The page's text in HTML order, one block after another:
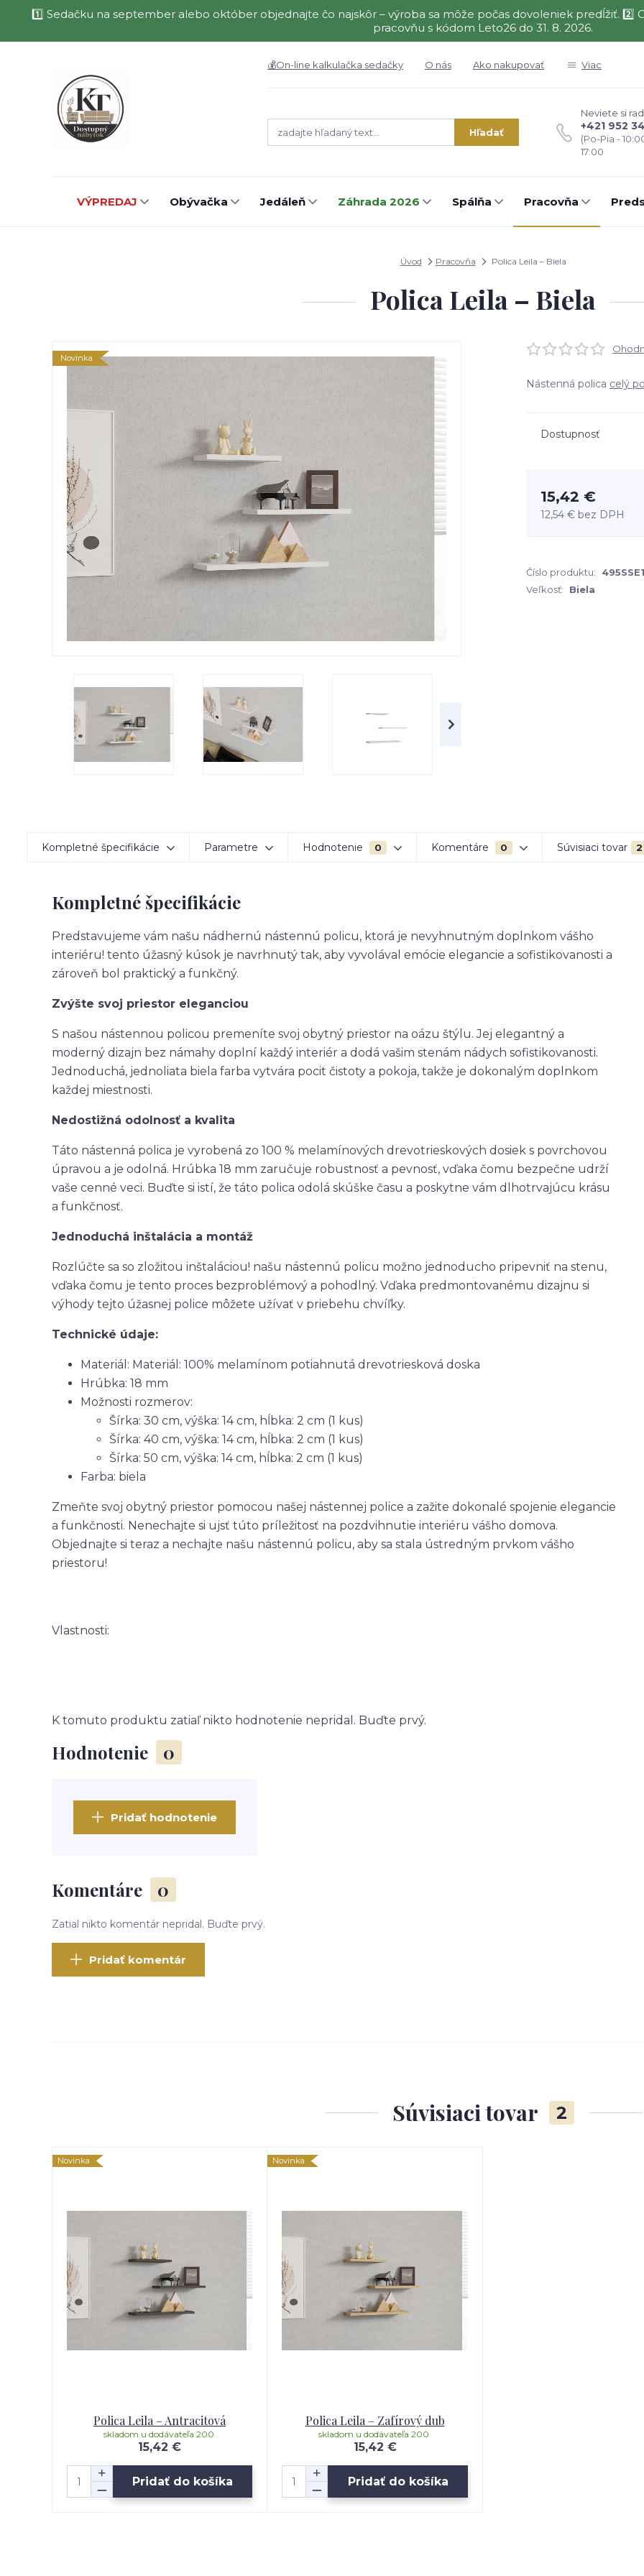
1️⃣ Sedačku na september alebo október objednajte čo najskôr – výroba sa môže počas dovoleniek predĺžiť. 2️⃣
pracovňu s kódom Leto26 do 31. 8. 2026.
💰On-line kalkulačka sedačky O nás Ako nakupovať Viac
Hľadať
Neviete si
+421 952
(Po-Pia -
17:00
VÝPREDAJ Obývačka Jedáleň Záhrada 2026 Spálňa Pracovňa
Úvod Pracovňa Polica Leila – Biela
Polica Leila – Biela
Novinka
Nástenná polica celý
Dostupnosť
15,42 €
12,54 € bez DPH
Číslo produktu:
Veľkosť:
Biela
Kompletné špecifikácie Parametre Hodnotenie 0 Komentáre 0 Súvisiaci tovar 2
Kompletné špecifikácie
Predstavujeme vám našu nádhernú nástennú policu, ktorá je nevyhnutným doplnkom vášho
interiéru! tento úžasný kúsok je navrhnutý tak, aby vyvolával emócie elegancie a sofistikovanosti a
zároveň bol praktický a funkčný.
Zvýšte svoj priestor eleganciou
S našou nástennou policou premeníte svoj obytný priestor na oázu štýlu. Jej elegantný a
moderný dizajn bez námahy doplní každý interiér a dodá vašim stenám nádych sofistikovanosti.
Jednoduchá, jednoliata biela farba vytvára pocit čistoty a pokoja, takže je dokonalým doplnkom
každej miestnosti.
Nedostižná odolnosť a kvalita
Táto nástenná polica je vyrobená zo 100 % melamínových drevotrieskových dosiek s povrchovou
úpravou a je odolná. Hrúbka 18 mm zaručuje robustnosť a pevnosť, vďaka čomu bezpečne udrží
vaše cenné veci. Buďte si istí, že táto polica odolá skúške času a poskytne vám dlhotrvajúcu krásu
a funkčnosť.
Jednoduchá inštalácia a montáž
Rozlúčte sa so zložitou inštaláciou! našu nástennú policu možno jednoducho pripevniť na stenu,
vďaka čomu je tento proces bezproblémový a pohodlný. Vďaka predmontovanému dizajnu si
výhody tejto úžasnej police môžete užívať v priebehu chvíľky.
Technické údaje:
Materiál: Materiál: 100% melamínom potiahnutá drevotriesková doska
Hrúbka: 18 mm
Možnosti rozmerov:
Šírka: 30 cm, výška: 14 cm, hĺbka: 2 cm (1 kus)
Šírka: 40 cm, výška: 14 cm, hĺbka: 2 cm (1 kus)
Šírka: 50 cm, výška: 14 cm, hĺbka: 2 cm (1 kus)
Farba: biela
Zmeňte svoj obytný priestor pomocou našej nástennej police a zažite dokonalé spojenie elegancie
a funkčnosti. Nenechajte si ujsť túto príležitosť na pozdvihnutie interiéru vášho domova.
Objednajte si teraz a nechajte našu nástennú policu, aby sa stala ústredným prvkom vášho
priestoru!
Vlastnosti:
Hodnotenie 0
K tomuto produktu zatiaľ nikto hodnotenie nepridal. Buďte prvý.
Pridať hodnotenie
Komentáre 0
Zatial nikto komentár nepridal. Buďte prvý.
Pridať komentár
Súvisiaci tovar 2
Novinka
Polica Leila – Antracitová
15,42 €
skladom u dodávateľa 200
Pridať do košíka
Novinka
Polica Leila – Zafírový dub
15,42 €
skladom u dodávateľa 200
Pridať do košíka